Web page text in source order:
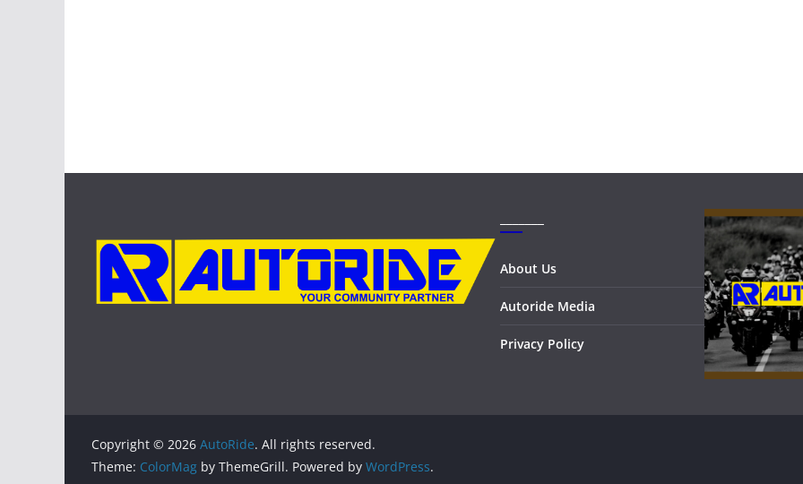
About Us
Autoride Media
Privacy Policy
Copyright © 2026 AutoRide. All rights reserved.
Theme: ColorMag by ThemeGrill. Powered by WordPress.